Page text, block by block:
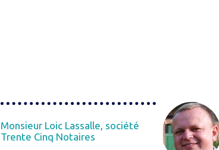
Monsieur Loic Lassalle, société
Trente Cinq Notaires